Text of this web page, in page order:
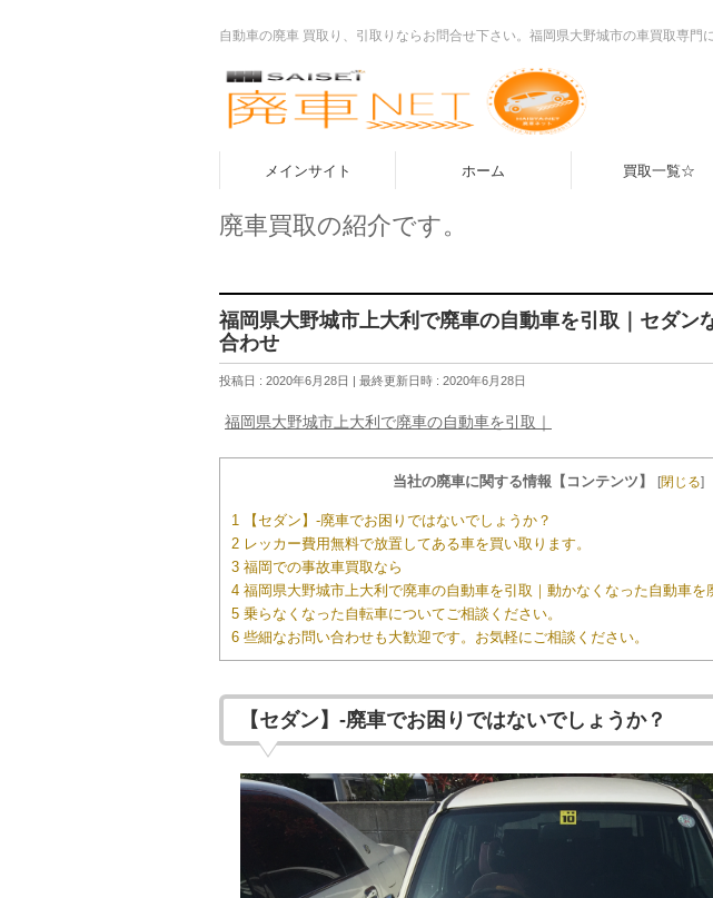
自動車の廃車 買取り、引取りならお問合せ下さい。福岡県大野城市の車買取専門
メインサイト ホーム 買取一覧☆
廃車買取の紹介です。
福岡県大野城市上大利で廃車の自動車を引取｜セダン
合わせ
投稿日 : 2020年6月28日 最終更新日時 : 2020年6月28日
福岡県大野城市上大利で廃車の自動車を引取｜
当社の廃車に関する情報【コンテンツ】 [閉じる]
1 【セダン】-廃車でお困りではないでしょうか？
2 レッカー費用無料で放置してある車を買い取ります。
3 福岡での事故車買取なら
4 福岡県大野城市上大利で廃車の自動車を引取｜動かなくなった自動車を
5 乗らなくなった自転車についてご相談ください。
6 些細なお問い合わせも大歓迎です。お気軽にご相談ください。
【セダン】-廃車でお困りではないでしょうか？